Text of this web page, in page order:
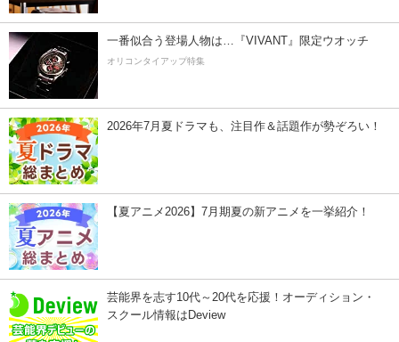
一番似合う登場人物は…『VIVANT』限定ウオッチ
オリコンタイアップ特集
2026年7月夏ドラマも、注目作＆話題作が勢ぞろい！
【夏アニメ2026】7月期夏の新アニメを一挙紹介！
芸能界を志す10代～20代を応援！オーディション・
スクール情報はDeview